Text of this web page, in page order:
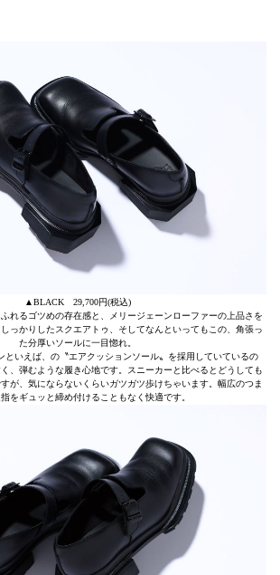
▲BLACK 29,700円(税込)
れるゴツめの存在感と、メリージェーンローファーの上品さを
っかりしたスクエアトゥ、そしてなんといってもこの、角張っ
た分厚いソールに一目惚れ。
といえば、の〝エアクッションソール〟を採用していているの
、弾むような履き心地です。スニーカーと比べるとどうしても
が、気にならないくらいガツガツ歩けちゃいます。幅広のつま
をギュッと締め付けることもなく快適です。